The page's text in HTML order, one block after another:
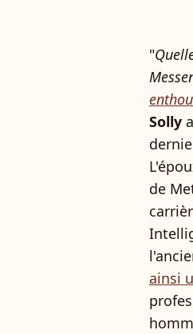
"
Solly
de
ainsi